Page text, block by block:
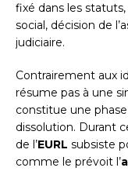
fixé dans les
social, décision de
judiciaire.
Contrairement aux
résume pas à une
constitue une
dissolution. Durant
de l’EURL subsiste
comme le prévoit l’